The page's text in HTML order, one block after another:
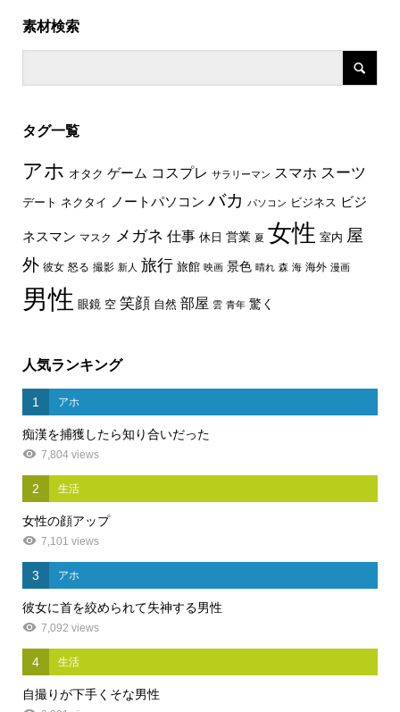
素材検索
タグ一覧
アホ オタク ゲーム コスプレ サラリーマン スマホ スーツ
デート ネクタイ ノートパソコン バカ パソコン ビジネス ビジ
ネスマン マスク メガネ 仕事 休日 営業 夏 女性 室内 屋
外 彼女 怒る 撮影 新人 旅行 旅館 映画 景色 晴れ 森 海 海外 漫画
男性 眼鏡 空 笑顔 自然 部屋 雲 青年 驚く
人気ランキング
1 アホ
痴漢を捕獲したら知り合いだった
7,804 views
2 生活
女性の顔アップ
7,101 views
3 アホ
彼女に首を絞められて失神する男性
7,092 views
4 生活
自撮りが下手くそな男性